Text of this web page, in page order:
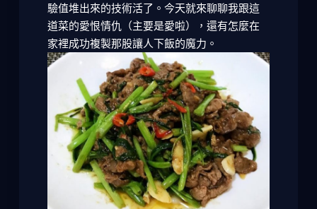
驗值堆出來的技術活了。今天就來聊聊我跟這
道菜的愛恨情仇（主要是愛啦），還有怎麼在
家裡成功複製那股讓人下飯的魔力。